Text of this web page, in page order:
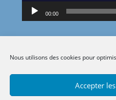
Nous utilisons des cookies pour
Accepter
00:00